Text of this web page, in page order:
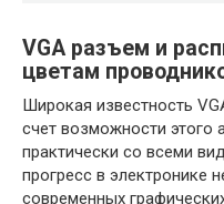
VGA разъем и
цветам
Широкая известность
счет возможности этого
практически со всеми
прогресс в электронике
современных